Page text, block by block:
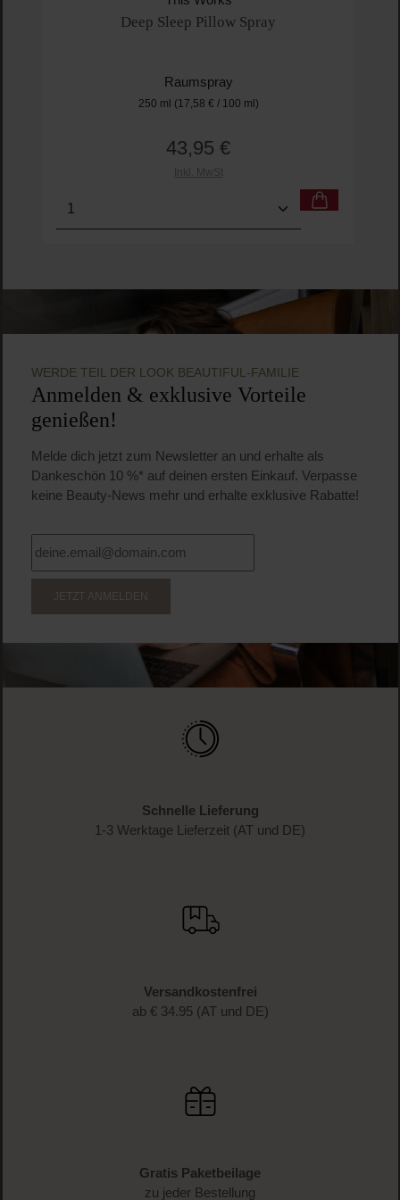
Deep Sleep Pillow Spray
Raumspray
250 ml (17,58 € / 100 ml)
Regulärer Preis:
43,95 €
Inkl. MwSt
Produkt Anzahl: Gib den gewünschten Wert
WERDE TEIL DER LOOK BEAUTIFUL-FAMILIE
Anmelden & exklusive Vorteile
genießen!
Melde dich jetzt zum Newsletter an und erhalte als
Dankeschön 10 %* auf deinen ersten Einkauf. Verpasse
keine Beauty-News mehr und erhalte exklusive Rabatte!
JETZT ANMELDEN
Schnelle Lieferung
1-3 Werktage Lieferzeit (AT und DE)
Versandkostenfrei
ab € 34.95 (AT und DE)
Gratis Paketbeilage
zu jeder Bestellung